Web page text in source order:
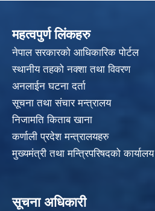
महत्वपुर्ण लिंकहरु
नेपाल सरकारको आधिकारिक पोर्टल
स्थानीय तहको नक्शा तथा विवरण
अनलाईन घटना दर्ता
सूचना तथा संचार मन्त्रालय
निजामति किताब खाना
कर्णाली प्रदेश मन्त्रालयहरु
मुख्यमंत्री तथा मन्त्रिपरिषदको कार्यालय
सूचना अधिकारी